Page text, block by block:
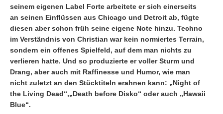
seinem eigenen Label Forte arbeitete er sich einerseits
an seinen Einflüssen aus Chicago und Detroit ab, fügte
diesen aber schon früh seine eigene Note hinzu. Techno
im Verständnis von Christian war kein normiertes Terrain,
sondern ein offenes Spielfeld, auf dem man nichts zu
verlieren hatte. Und so produzierte er voller Sturm und
Drang, aber auch mit Raffinesse und Humor, wie man
nicht zuletzt an den Stücktiteln erahnen kann: „Night of
the Living Dead“,„Death before Disko“ oder auch „Hawaii
Blue“.